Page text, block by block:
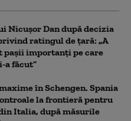
Nicușor Dan după decizia
ratingul de țară: „A
pașii importanți pe care
a făcut”
în Schengen. Spania
la frontieră pentru
Italia, după măsurile